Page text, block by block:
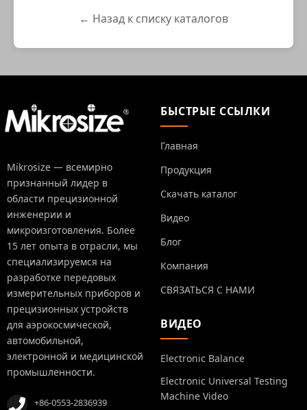
← Назад к списку каталогов
Mikrosize — всемирно
признанный лидер в
области прецизионной
инженерии и
микроизготовления. Более
15 лет опыта в отрасли, мы
специализируемся на
разработке передовых
измерительных приборов и
прецизионных устройств
для аэрокосмической,
автомобильной,
электронной и медицинской
промышленности.
+86-0553-2836939
БЫСТРЫЕ ССЫЛКИ
Главная
Продукция
Скачать каталог
Видео
Блог
Компания
СВЯЗАТЬСЯ С НАМИ
ВИДЕО
Electronic Balance
Electronic Universal Testing
Machine Video